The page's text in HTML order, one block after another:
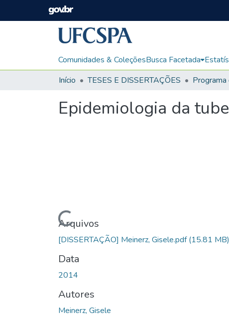
Comunidades & ColeçõesBusca Facetada
Início
TESES E DISSERTAÇÕES
Epidemiologia da
Carregando...Arquivos
[DISSERTAÇÃO] Meinerz, Gisele.pdf(15.81 MB)
Data
2014
Autores
Meinerz, Gisele